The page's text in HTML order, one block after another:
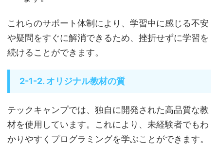
これらのサポート体制により、学習中に感じる不安
や疑問をすぐに解消できるため、挫折せずに学習を
続けることができます。
2-1-2. オリジナル教材の質
テックキャンプでは、独自に開発された高品質な教
材を使用しています。これにより、未経験者でもわ
かりやすくプログラミングを学ぶことができます。